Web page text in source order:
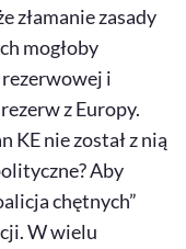
złamanie zasady
mogłoby
i
z Europy.
KE nie został z nią
Aby
chętnych”
W wielu